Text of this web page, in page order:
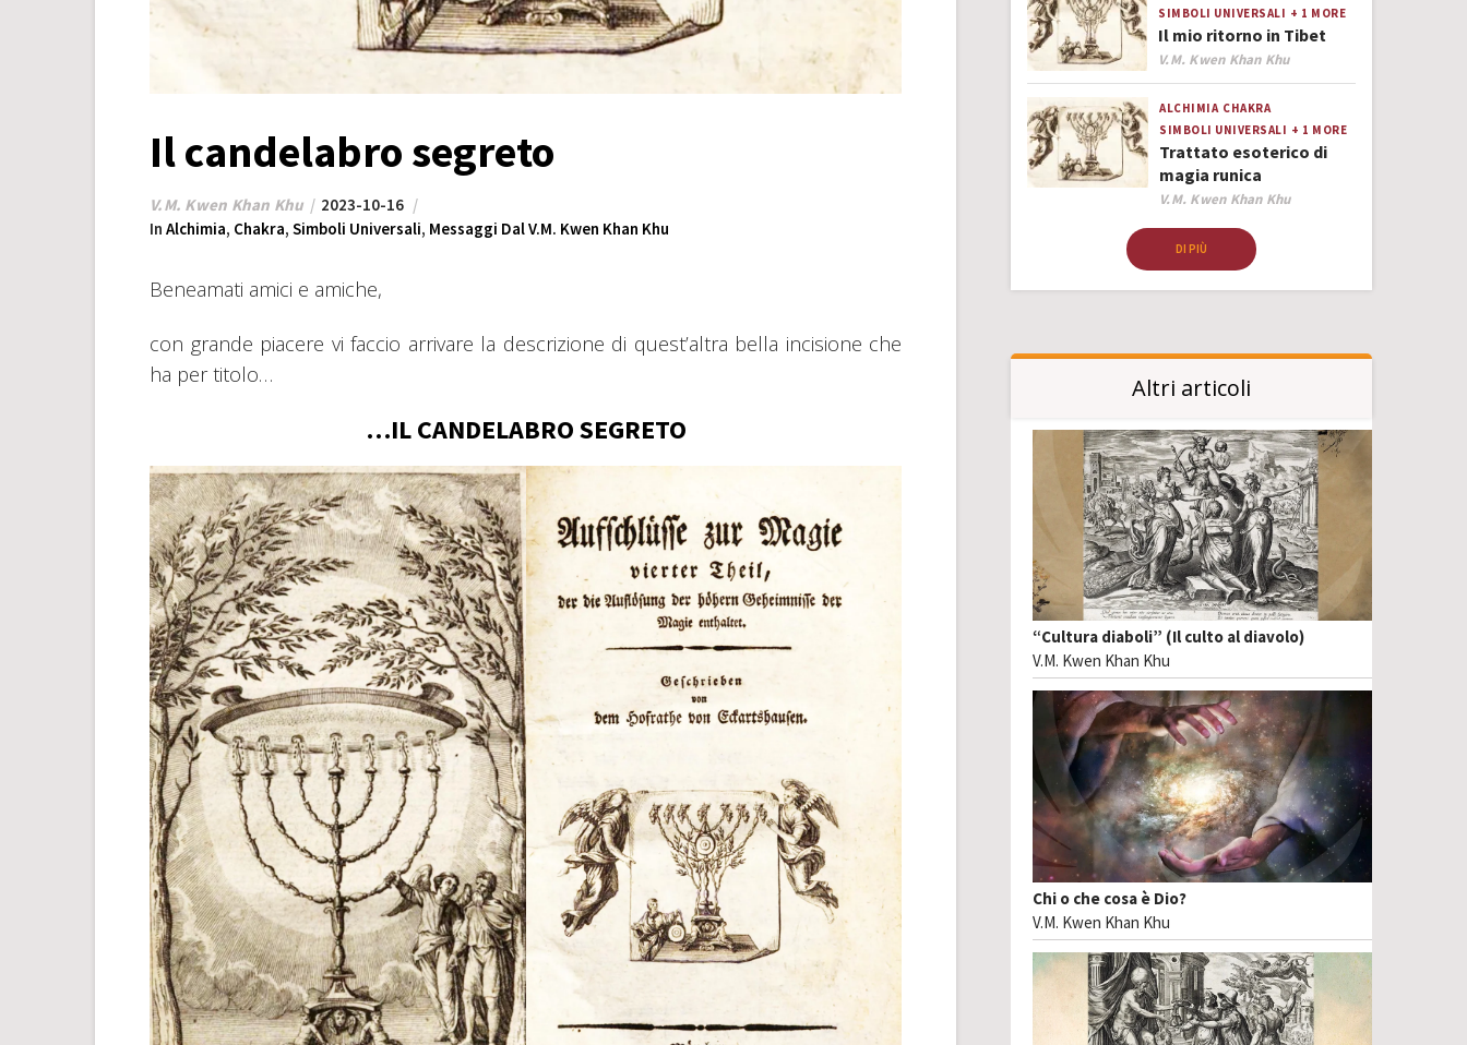
Il candelabro segreto
V.M. Kwen Khan Khu
2023-10-16
In Alchimia, Chakra, Simboli Universali, Messaggi Dal V.M. Kwen Khan Khu
Beneamati amici e amiche,
con grande piacere vi faccio arrivare la descrizione di quest’altra bella incisione che
ha per titolo…
…IL CANDELABRO SEGRETO
SIMBOLI UNIVERSALI + 1 MORE
Il mio ritorno in Tibet
Author
V.M. Kwen Khan Khu
ALCHIMIA CHAKRA
SIMBOLI UNIVERSALI + 1 MORE
Trattato esoterico di
magia runica
Author
V.M. Kwen Khan Khu
DI PIÙ
Altri articoli
“Cultura diaboli” (Il culto al diavolo)
V.M. Kwen Khan Khu
Chi o che cosa è Dio?
V.M. Kwen Khan Khu